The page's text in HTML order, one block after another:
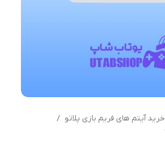
خرید آیتم های فریم بازی پلاتو